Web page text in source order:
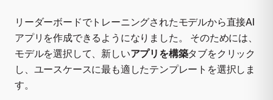
リーダーボードでトレーニングされたモデルから直接AI
アプリを作成できるようになりました。 そのためには、
モデルを選択して、新しいアプリを構築タブをクリック
し、ユースケースに最も適したテンプレートを選択しま
す。